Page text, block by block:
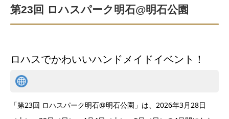
第23回 ロハスパーク明石@明石公園
ロハスでかわいいハンドメイドイベント！
「第23回 ロハスパーク明石@明石公園」は、2026年3月28日